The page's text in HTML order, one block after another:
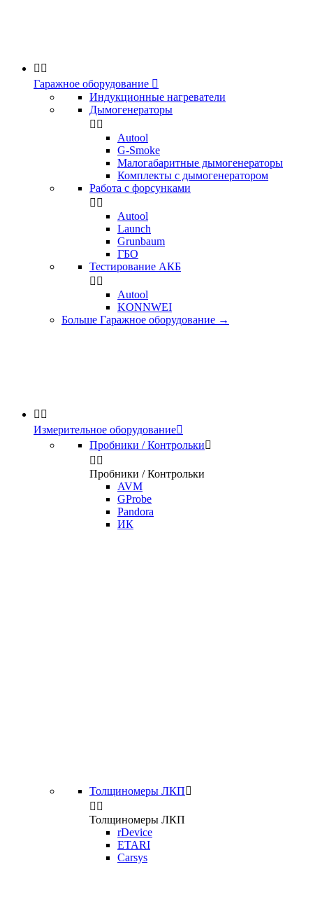
 
Гаражное оборудование 
Индукционные нагреватели
Дымогенераторы
 
Аutool
G-Smoke
Малогабаритные дымогенераторы
Комплекты с дымогенератором
Работа с форсунками
 
Autool
Launch
Grunbaum
ГБО
Тестирование АКБ
 
Autool
KONNWEI
Больше Гаражное оборудование →
 
Измерительное оборудование
Пробники / Контрольки
 
Пробники / Контрольки
AVM
GProbe
Pandora
ИК
Толщиномеры ЛКП
 
Толщиномеры ЛКП
rDevice
ETARI
Carsys